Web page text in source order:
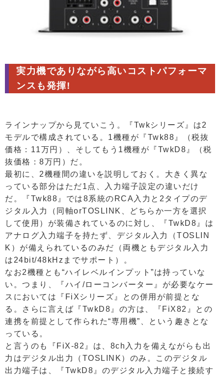
実力機でありながら高いコストパフォーマ
ンスも発揮!
ラインナップから見ていこう。『Twkシリーズ』は2
モデルで構成されている。1機種が『Twk88』（税抜
価格：11万円）、そしてもう1機種が『TwkD8』（税
抜価格：8万円）だ。
最初に、2機種間の違いを説明しておく。大きく異な
っている部分はただ1点、入力端子設定の違いだけ
だ。『Twk88』では8系統のRCA入力と2タイプのデ
ジタル入力（同軸orTOSLINK、どちらか一方を選択
して使用）が装備されているのに対し、『TwkD8』は
アナログ入力端子を持たず、デジタル入力（TOSLIN
K）が備えられているのみだ（両機ともデジタル入力
は24bit/48kHzまでサポート）。
なお2機種とも“ハイレベルインプット”は持っていな
い。つまり、『ハイ/ローコンバーター』が必要なケー
スにおいては『FiXシリーズ』との併用が前提とな
る。さらに言えば『TwkD8』の方は、『FiX82』との
連携を前提として作られた“専用機”、という趣きとな
っている。
と言うのも『FiX-82』は、8ch入力を備えながらも出
力はデジタル出力（TOSLINK）のみ。このデジタル
出力端子は、『TwkD8』のデジタル入力端子と接続す